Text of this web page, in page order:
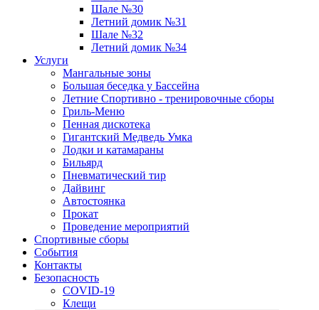
Шале №30
Летний домик №31
Шале №32
Летний домик №34
Услуги
Мангальные зоны
Большая беседка у Бассейна
Летние Спортивно - тренировочные сборы
Гриль-Меню
Пенная дискотека
Гигантский Медведь Умка
Лодки и катамараны
Бильярд
Пневматический тир
Дайвинг
Автостоянка
Прокат
Проведение мероприятий
Спортивные сборы
События
Контакты
Безопасность
COVID-19
Клещи